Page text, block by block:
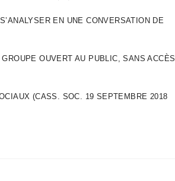
EN UNE CONVERSATION DE
OUVERT AU PUBLIC, SANS ACCÈS
(CASS. SOC. 19 SEPTEMBRE 2018